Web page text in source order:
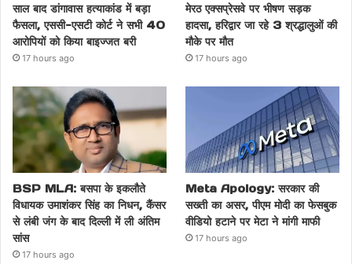
साल बाद डांगावास हत्याकांड में बड़ा
फैसला, एससी-एसटी कोर्ट ने सभी 40
आरोपियों को किया बाइज्जत बरी
17 hours ago
मेरठ एक्सप्रेसवे पर भीषण सड़क
हादसा, हरिद्वार जा रहे 3 श्रद्धालुओं की
मौके पर मौत
17 hours ago
BSP MLA: बसपा के इकलौते
विधायक उमाशंकर सिंह का निधन, कैंसर
से लंबी जंग के बाद दिल्ली में ली अंतिम
सांस
17 hours ago
Meta Apology: सरकार की
सख्ती का असर, पीएम मोदी का फेसबुक
वीडियो हटाने पर मेटा ने मांगी माफी
17 hours ago